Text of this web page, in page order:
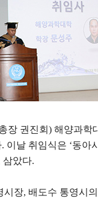
장 권진회 ) 해양과학
. 이날 취임식은 ‘동아
삼았다.
시장, 배도수 통영시